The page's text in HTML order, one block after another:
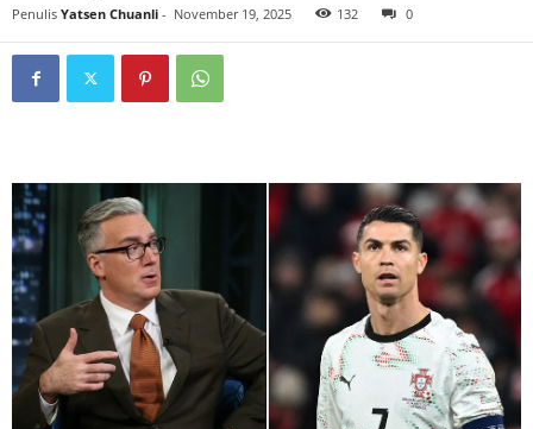
Penulis Yatsen Chuanli - November 19, 2025 132 0